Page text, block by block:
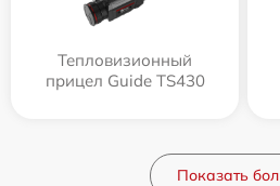
Тепловизионный
прицел Guide TS430
Показать